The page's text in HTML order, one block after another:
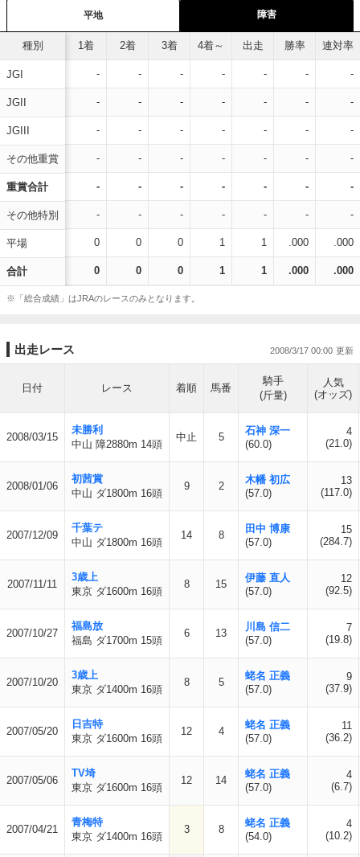
平地 障害
種別
JGI
JGII
JGIII
その他重賞
重賞合計
その他特別
平場
合計
1着 2着 3着 4着～ 出走 勝率 連対率
- - - - - - -
- - - - - - -
- - - - - - -
- - - - - - -
- - - - - - -
- - - - - - -
0 0 0 1 1 .000 .000
0 0 0 1 1 .000 .000
※「総合成績」はJRAのレースのみとなります。
出走レース 2008/3/17 00:00
日付 レース 着順 馬番
騎手
(斤量)
人気
(オッズ)
2008/03/15
未勝利
中山 障2880m 14頭
中止 5
石神 深一
(60.0)
4
(21.0)
2008/01/06
初茜賞
中山 ダ1800m 16頭
9 2
木幡 初広
(57.0)
13
(117.0)
2007/12/09
千葉テ
中山 ダ1800m 16頭
14 8
田中 博康
(57.0)
15
(284.7)
2007/11/11
3歳上
東京 ダ1600m 16頭
8 15
伊藤 直人
(57.0)
12
(92.5)
2007/10/27
福島放
福島 ダ1700m 15頭
6 13
川島 信二
(57.0)
7
(19.8)
2007/10/20
3歳上
東京 ダ1400m 16頭
8 5
蛯名 正義
(57.0)
9
(37.9)
2007/05/20
日吉特
東京 ダ1600m 16頭
12 4
蛯名 正義
(57.0)
11
(36.2)
2007/05/06
TV埼
東京 ダ1600m 16頭
12 14
蛯名 正義
(57.0)
4
(6.7)
2007/04/21
青梅特
東京 ダ1400m 16頭
3 8
蛯名 正義
(54.0)
4
(10.2)